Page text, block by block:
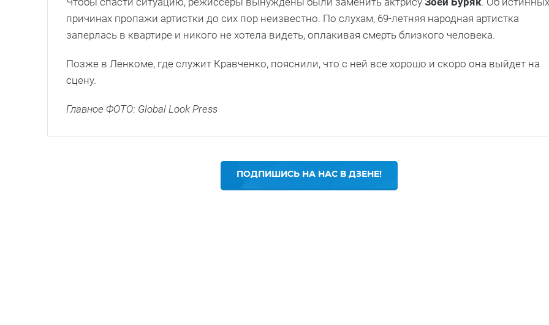
причинах пропажи артистки до сих пор неизвестно. По слухам, 69-летняя народная артистка
заперлась в квартире и никого не хотела видеть, оплакивая смерть близкого человека.
Позже в Ленкоме, где служит Кравченко, пояснили, что с ней все хорошо и скоро она выйдет на
сцену.
Главное ФОТО: Global Look Press
ПОДПИШИСЬ НА НАС В ДЗЕНЕ!